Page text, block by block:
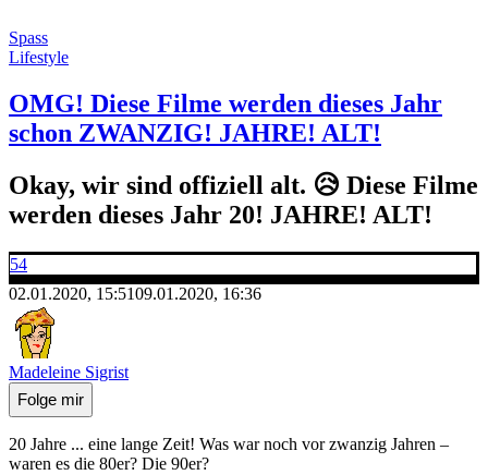
Spass
Lifestyle
OMG! Diese Filme werden dieses Jahr
schon ZWANZIG! JAHRE! ALT!
Okay, wir sind offiziell alt. 😥 Diese Filme
werden dieses Jahr 20! JAHRE! ALT!
54
02.01.2020, 15:5109.01.2020, 16:36
Madeleine Sigrist
Folge mir
20 Jahre ... eine lange Zeit! Was war noch vor zwanzig Jahren –
waren es die 80er? Die 90er?